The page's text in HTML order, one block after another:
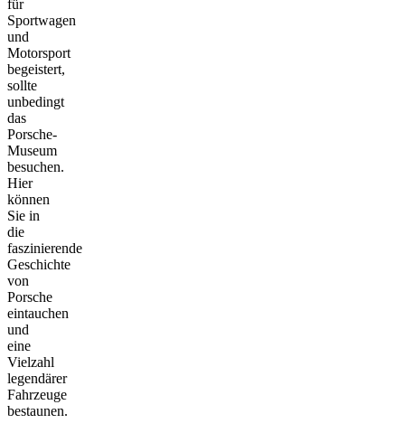
für
Sportwagen
und
Motorsport
begeistert,
sollte
unbedingt
das
Porsche-
Museum
besuchen.
Hier
können
Sie in
die
faszinierende
Geschichte
von
Porsche
eintauchen
und
eine
Vielzahl
legendärer
Fahrzeuge
bestaunen.